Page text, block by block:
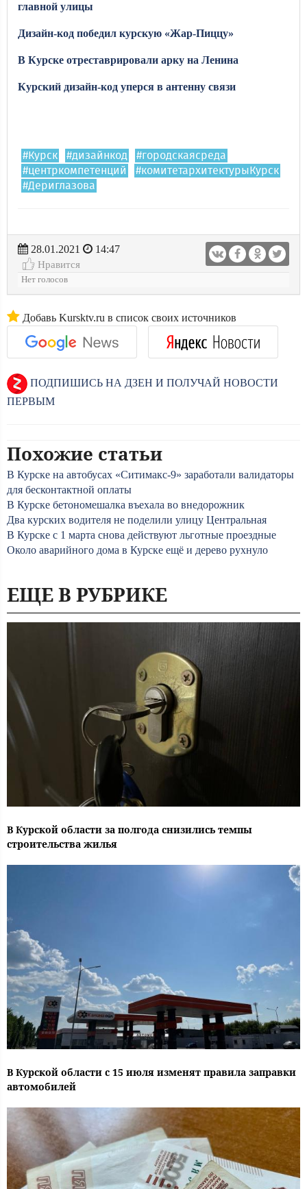
главной улицы​​​​​​​
Дизайн-код победил курскую «Жар-Пиццу»
В Курске отреставрировали арку на Ленина
Курский дизайн-код уперся в антенну связи
#Курск #дизайнкод
#городскаясреда
#центркомпетенций
#комитетархитектурыКурск
#Дериглазова
28.01.2021
14:47
Нравится
Нет голосов
Добавь Kursktv.ru в список своих источников
ПОДПИШИСЬ НА ДЗЕН И ПОЛУЧАЙ НОВОСТИ
ПЕРВЫМ
Похожие статьи
В Курске на автобусах «Ситимакс-9» заработали валидаторы
для бесконтактной оплаты
В Курске бетономешалка въехала во внедорожник
Два курских водителя не поделили улицу Центральная
В Курске с 1 марта снова действуют льготные проездные
Около аварийного дома в Курске ещё и дерево рухнуло
ЕЩЕ В РУБРИКЕ
В Курской области за полгода снизились темпы
строительства жилья
В Курской области с 15 июля изменят правила заправки
автомобилей